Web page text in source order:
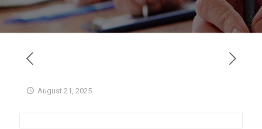
August 21, 2025